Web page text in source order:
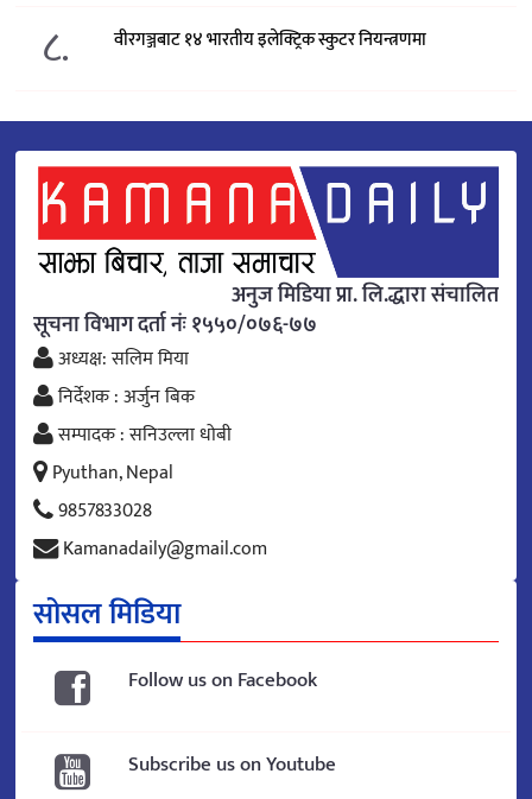
८. वीरगञ्जबाट १४ भारतीय इलेक्ट्रिक स्कुटर नियन्त्रणमा
अनुज मिडिया प्रा. लि.द्धारा संचालित
सूचना विभाग दर्ता नंः १५५०/०७६-७७
अध्यक्ष: सलिम मिया
निर्देशक : अर्जुन बिक
सम्पादक : सनिउल्ला धोबी
Pyuthan, Nepal
9857833028
Kamanadaily@gmail.com
सोसल मिडिया
Follow us on Facebook
Subscribe us on Youtube